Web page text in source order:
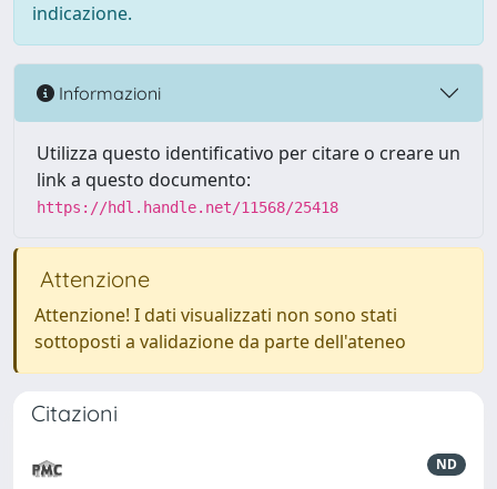
indicazione.
Informazioni
Utilizza questo identificativo per citare o creare un
link a questo documento:
https://hdl.handle.net/11568/25418
Attenzione
Attenzione! I dati visualizzati non sono stati
sottoposti a validazione da parte dell'ateneo
Citazioni
ND